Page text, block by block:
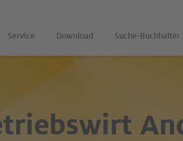
Service Download Suche-Buchhalter